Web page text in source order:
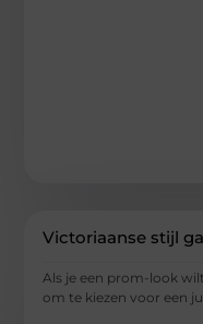
Victoriaanse stijl
Als je een prom-look
om te kiezen voor een